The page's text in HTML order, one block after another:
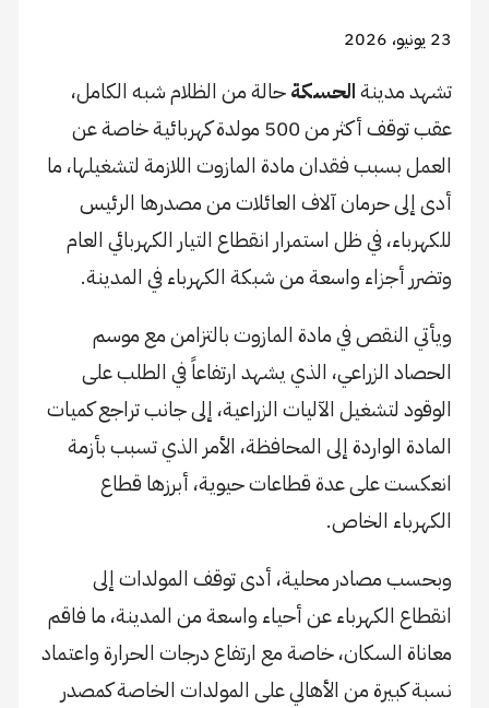
23 يونيو، 2026
تشهد مدينةالحسكةحالة من الظلام شبه الكامل،
عقب توقف أكثر من 500 مولدة كهربائية خاصة عن
العمل بسبب فقدان مادة المازوت اللازمة لتشغيلها، ما
أدى إلى حرمان آلاف العائلات من مصدرها الرئيس
للكهرباء، في ظل استمرار انقطاع التيار الكهربائي العام
وتضرر أجزاء واسعة من شبكة الكهرباء في المدينة.
ويأتي النقص في مادة المازوت بالتزامن مع موسم
الحصاد الزراعي، الذي يشهد ارتفاعاً في الطلب على
الوقود لتشغيل الآليات الزراعية، إلى جانب تراجع كميات
المادة الواردة إلى المحافظة، الأمر الذي تسبب بأزمة
انعكست على عدة قطاعات حيوية، أبرزها قطاع
الكهرباء الخاص.
وبحسب مصادر محلية، أدى توقف المولدات إلى
انقطاع الكهرباء عن أحياء واسعة من المدينة، ما فاقم
معاناة السكان، خاصة مع ارتفاع درجات الحرارة واعتماد
نسبة كبيرة من الأهالي على المولدات الخاصة كمصدر